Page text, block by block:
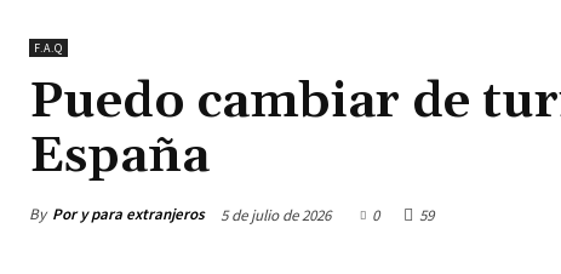
F.A.Q
Puedo cambiar de
España
By Por y para extranjeros 5 de julio de 2026 0 59